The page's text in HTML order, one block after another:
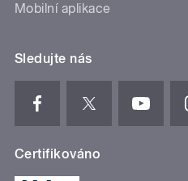
Mobilní aplikace
Sledujte nás
Certifikováno